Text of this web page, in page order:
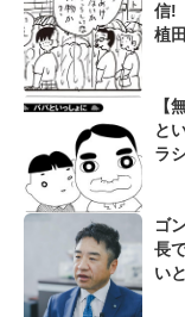
信!
植
【
と
ラ
ゴ
長
い